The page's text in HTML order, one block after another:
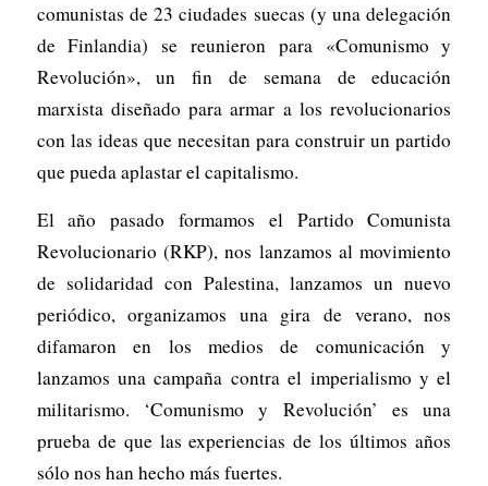
comunistas de 23 ciudades suecas (y una delegación
de Finlandia) se reunieron para «Comunismo y
Revolución», un fin de semana de educación
marxista diseñado para armar a los revolucionarios
con las ideas que necesitan para construir un partido
que pueda aplastar el capitalismo.
El año pasado formamos el Partido Comunista
Revolucionario (RKP), nos lanzamos al movimiento
de solidaridad con Palestina, lanzamos un nuevo
periódico, organizamos una gira de verano, nos
difamaron en los medios de comunicación y
lanzamos una campaña contra el imperialismo y el
militarismo. ‘Comunismo y Revolución’ es una
prueba de que las experiencias de los últimos años
sólo nos han hecho más fuertes.